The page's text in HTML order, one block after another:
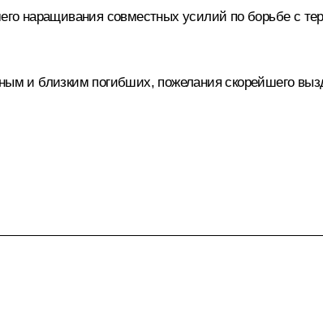
наращивания совместных усилий по борьбе с
и близким погибших, пожелания скорейшего